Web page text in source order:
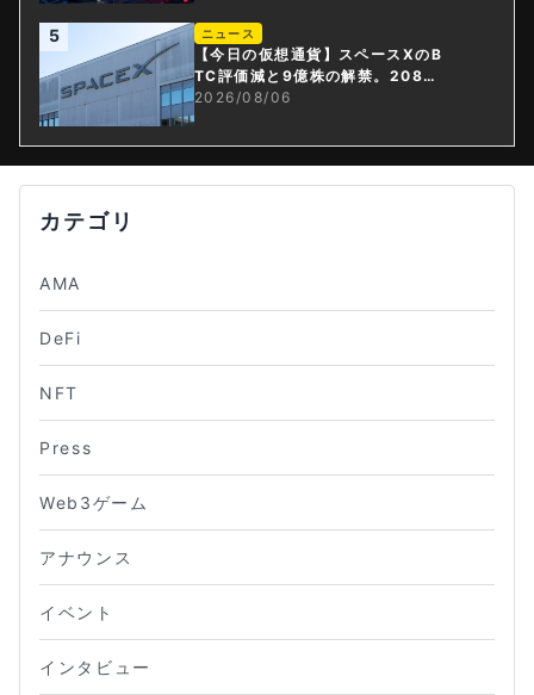
5 ニュース
【今日の仮想通貨】スペースXのB
TC評価減と9億株の解禁。208億
円相当のBTCが盗難
2026/08/06
カテゴリ
AMA
DeFi
NFT
Press
Web3ゲーム
アナウンス
イベント
インタビュー